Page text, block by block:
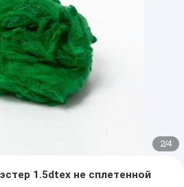
2/4
1.5dtex не сплетенной